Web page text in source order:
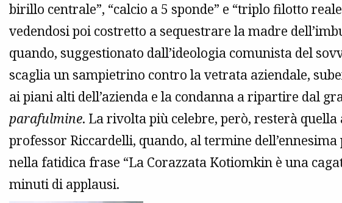
birillo centrale”, “calcio a 5 sponde” e “triplo filotto
vedendosi poi costretto a sequestrare la madre
quando, suggestionato dall’ideologia comunista del
scaglia un sampietrino contro la vetrata aziendale,
ai piani alti dell’azienda e la condanna a ripartire dal
parafulmine. La rivolta più celebre, però, resterà quella
professor Riccardelli, quando, al termine
nella fatidica frase “La Corazzata Kotiomkin è una
minuti di applausi.